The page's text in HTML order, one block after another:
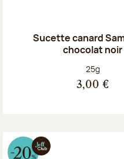
Sucette canard
chocolat noir
Poids net :
25g
3,00 €